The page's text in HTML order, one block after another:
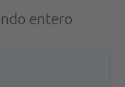
entero